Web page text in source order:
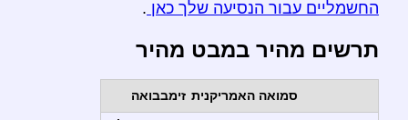
החשמליים עבור הנסיעה שלך כאן .
תרשים מהיר במבט מהיר
סמואה האמריקנית זימבבואה